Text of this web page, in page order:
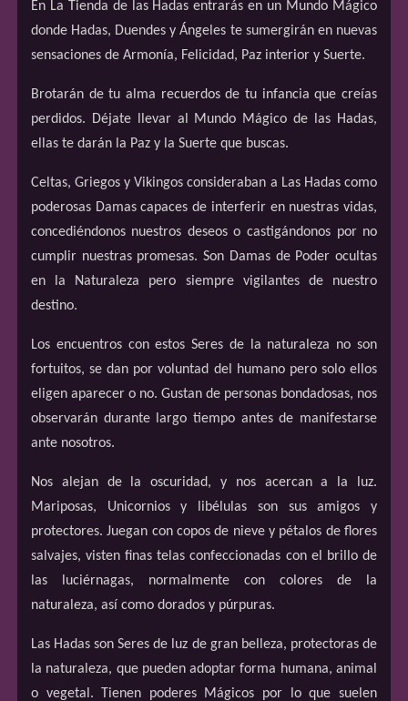
En La Tienda de las Hadas entrarás en un Mundo Mágico
donde Hadas, Duendes y Ángeles te sumergirán en nuevas
sensaciones de Armonía, Felicidad, Paz interior y Suerte.
Brotarán de tu alma recuerdos de tu infancia que creías
perdidos. Déjate llevar al Mundo Mágico de las Hadas,
ellas te darán la Paz y la Suerte que buscas.
Celtas, Griegos y Vikingos consideraban a Las Hadas como
poderosas Damas capaces de interferir en nuestras vidas,
concediéndonos nuestros deseos o castigándonos por no
cumplir nuestras promesas. Son Damas de Poder ocultas
en la Naturaleza pero siempre vigilantes de nuestro
destino.
Los encuentros con estos Seres de la naturaleza no son
fortuitos, se dan por voluntad del humano pero solo ellos
eligen aparecer o no. Gustan de personas bondadosas, nos
observarán durante largo tiempo antes de manifestarse
ante nosotros.
Nos alejan de la oscuridad, y nos acercan a la luz.
Mariposas, Unicornios y libélulas son sus amigos y
protectores. Juegan con copos de nieve y pétalos de flores
salvajes, visten finas telas confeccionadas con el brillo de
las luciérnagas, normalmente con colores de la
naturaleza, así como dorados y púrpuras.
Las Hadas son Seres de luz de gran belleza, protectoras de
la naturaleza, que pueden adoptar forma humana, animal
o vegetal. Tienen poderes Mágicos por lo que suelen